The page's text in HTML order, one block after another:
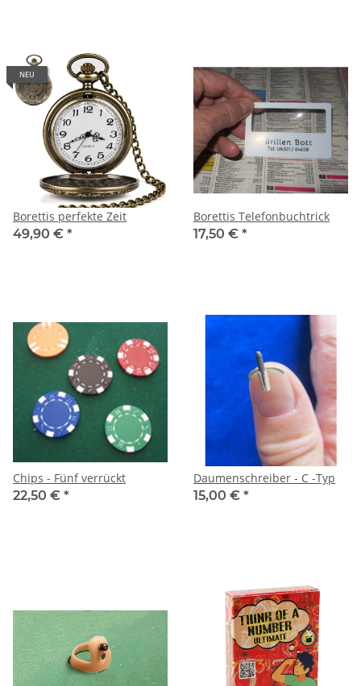
NEU
Borettis perfekte Zeit
49,90 € *
Borettis Telefonbuchtrick
17,50 € *
Chips - Fünf verrückt
22,50 € *
Daumenschreiber - C -Typ
15,00 € *